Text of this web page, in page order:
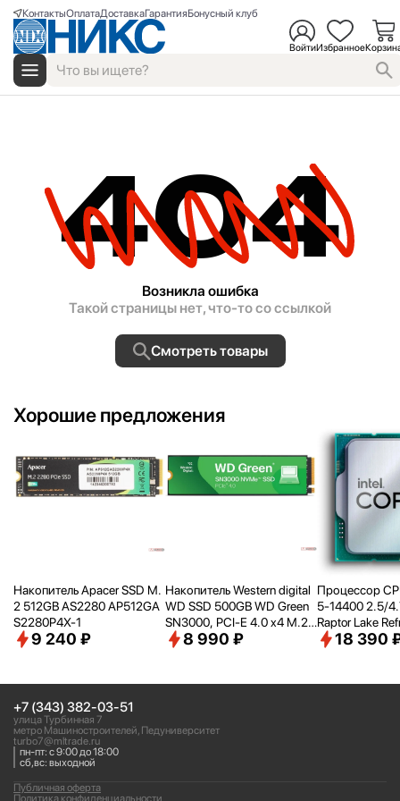
КонтактыОплатаДоставкаГарантияБонусный клуб
ВойтиИзбранное
404
Возникла ошибка
Такой страницы нет, что-то со ссылкой
Смотреть товары
Хорошие предложения
Накопитель Apacer SSD M.
2 512GB AS2280 AP512GA
S2280P4X-1
9 240 ₽
Накопитель Western digital
WD SSD 500GB WD Green
SN3000, PCI-E 4.0 x4 M.2
2280, [R/W - 5000/
8 990 ₽
Процессор
5-14400 2.5/
Raptor Lake
D770 65W
18 390
+7 (343) 382-03-51
улица Турбинная 7
метро Машиностроителей, Педуниверситет
turbo7@mltrade.ru
пн-пт: с 9:00 до 18:00
сб,вс: выходной
Политика конфиденциальности
Публичная оферта